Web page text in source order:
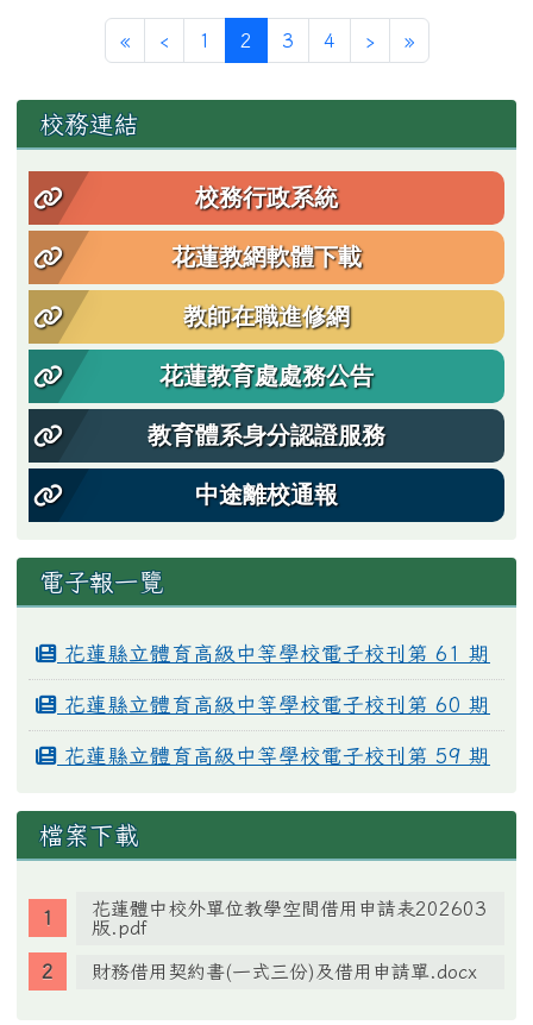
«第一頁
‹上一頁
1 2 (目前頁次)
3 4 ›下一頁
»最後頁
左邊區域內容
校務連結
校務行政系統
花蓮教網軟體下載
教師在職進修網
花蓮教育處處務公告
教育體系身分認證服務
中途離校通報
電子報一覽
花蓮縣立體育高級中等學校電子校刊第 61 期
花蓮縣立體育高級中等學校電子校刊第 60 期
花蓮縣立體育高級中等學校電子校刊第 59 期
檔案下載
花蓮體中校外單位教學空間借用申請表202603
版.pdf
財務借用契約書(一式三份)及借用申請單.docx